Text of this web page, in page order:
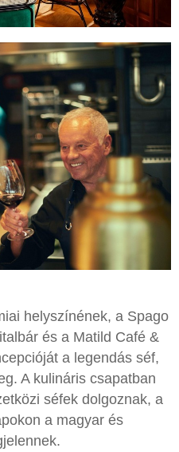
helyszínének, a Spago
és a Matild Café &
a legendás séf,
A kulináris csapatban
séfek dolgoznak, a
a magyar és